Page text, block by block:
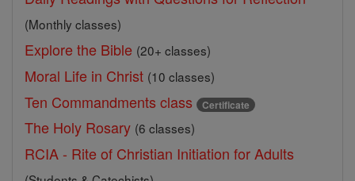
(Monthly classes)
Explore the Bible (20+ classes)
Moral Life in Christ (10 classes)
Ten Commandments class Certificate
The Holy Rosary (6 classes)
RCIA - Rite of Christian Initiation for Adults